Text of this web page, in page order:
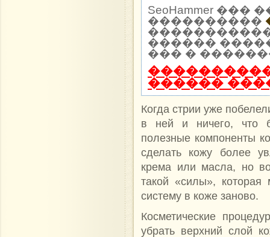
SeoHammer
����������
������
��� �
������
Когда стрии уже
в ней и ничего, что
полезные компоненты
сделать кожу более
крема или масла, но
такой «силы», которая
систему в коже заново.
Косметические
убрать верхний слой